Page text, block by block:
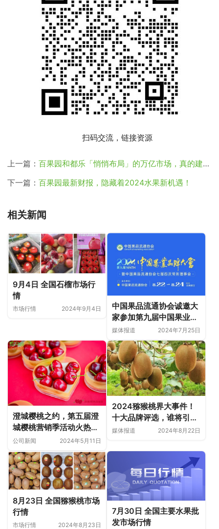
扫码交流，链接资源
上一篇： 百果园和都乐「悄悄布局」的万亿市场，真的建议你别错过
下一篇： 百果园最新财报，隐藏着2024水果新机遇！
相关新闻
9月4日 全国石榴市场行
情
市场行情 2024年9月4日
中国果品流通协会诚邀大
家参加第九届中国果业品
牌大会！
媒体报道 2024年7月25日
澄城樱桃之约，第五届澄
城樱桃营销季活动火热进
行中！
公司新闻 2024年5月11日
2024猕猴桃界大事件！
十大品牌评选，谁将引领
潮流？
媒体报道 2024年8月22日
8月23日 全国猕猴桃市场
行情
市场行情 2024年8月23日
7月30日 全国主要水果批
发市场行情